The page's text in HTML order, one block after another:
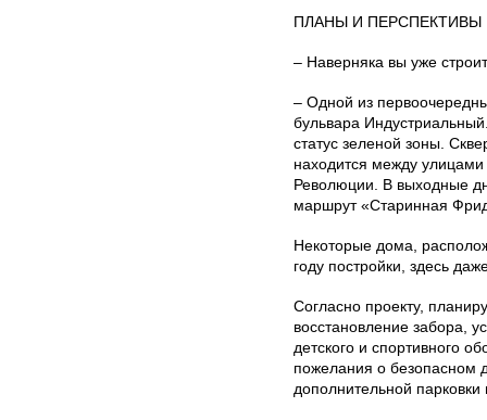
ПЛАНЫ И ПЕРСПЕКТИВЫ
– Наверняка вы уже
– Одной из
бульвара
статус зеленой зоны.
находится между
Революции. В выходные
маршрут «Старинная
Некоторые дома,
году постройки, здесь
Согласно проекту,
восстановление забора,
детского и спортивного
пожелания о безопасном
дополнительной